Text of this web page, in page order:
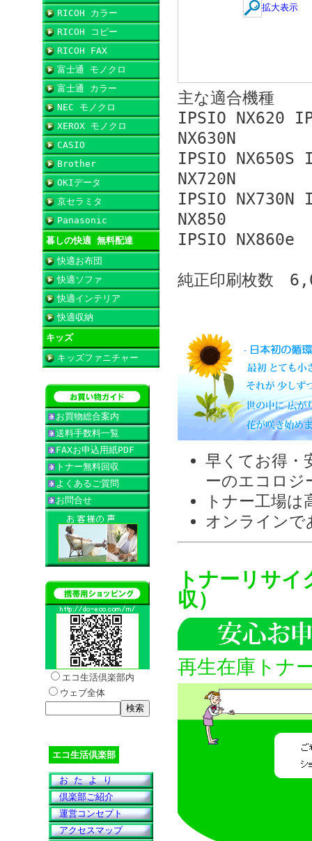
RICOH カラー
RICOH コピー
RICOH FAX
富士通 モノクロ
富士通 カラー
NEC モノクロ
XEROX モノクロ
CASIO
Brother
OKIデータ
京セラミタ
Panasonic
暮しの快適 無料配達
快適お布団
快適ソファ
快適インテリア
快適収納
キッズ
キッズファニチャー
お買物総合案内
送料手数料一覧
FAXお申込用紙PDF
トナー無料回収
よくあるご質問
お問合せ
エコ生活倶楽部内
ウェブ全体
エコ生活倶楽部
お た よ り
倶楽部ご紹介
運営コンセプト
アクセスマップ
拡大表示
主な適合機種
IPSIO NX620
NX630N
IPSIO NX650S
NX720N
IPSIO NX730N
NX850
IPSIO NX860e
純正印刷枚数
早くてお得
ーのエコロジ
トナー工場
オンライン
トナーリサ
収）
再生在庫トナ